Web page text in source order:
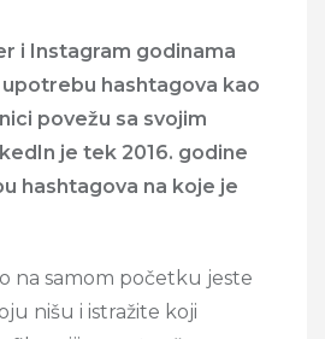
i Instagram godinama
hashtagova kao
povežu sa svojim
je tek 2016. godine
hashtagova na koje je
na samom početku jeste
nišu i istražite koji